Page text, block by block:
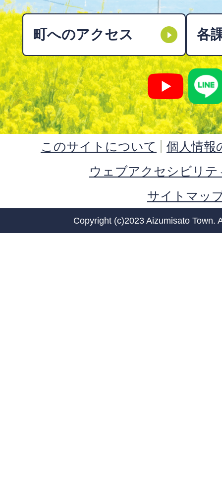
町へのアクセス 各
このサイトについて
個人情報
ウェブアクセシビリ
サイトマッ
Copyright (c)2023 Aizumisato Town.